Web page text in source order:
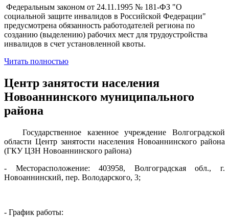
Федеральным законом от 24.11.1995 № 181-ФЗ "О
социальной защите инвалидов в Российской Федерации"
предусмотрена обязанность работодателей региона по
созданию (выделению) рабочих мест для трудоустройства
инвалидов в счет установленной квоты.
Читать полностью
Центр занятости населения
Новоаннинского муниципального
района
Государственное казенное учреждение Волгоградской
области Центр занятости населения Новоаннинского района
(ГКУ ЦЗН Новоаннинского района)
- Месторасположение: 403958, Волгоградская обл., г.
Новоаннинский, пер. Володарского, 3;
- График работы: